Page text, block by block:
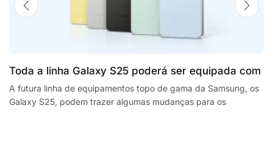
Toda a linha Galaxy S25 poderá ser equipada com
processadores SnapdragonSegway Ninebot E2,
F2 Plus, and MaxG2 e-scooters review
A futura linha de equipamentos topo de gama da Samsung, os
Galaxy S25, podem trazer algumas mudanças para os